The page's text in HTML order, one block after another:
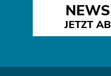
JETZT